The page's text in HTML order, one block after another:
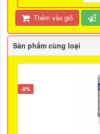
Thêm vào giỏ
Sản phẩm cùng loại
-8%